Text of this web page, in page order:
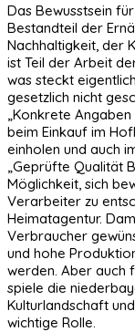
Das Bewusstsein
Bestandteil der
Nachhaltigkeit, der
ist Teil der Arbeit
was steckt
gesetzlich nicht
„Konkrete
beim Einkauf im
einholen und auch
„Geprüfte Qualität
Möglichkeit, sich
Verarbeiter zu
Heimatagentur.
Verbraucher
und hohe
werden. Aber auch
spiele die
Kulturlandschaft
wichtige Rolle.